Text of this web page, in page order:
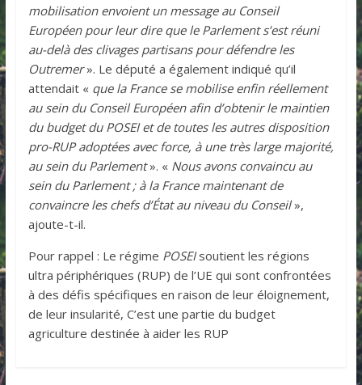
mobilisation envoient un message au Conseil
Européen pour leur dire que le Parlement s’est réuni
au-delà des clivages partisans pour défendre les
Outremer». Le député a également indiqué qu’il
attendait « que la France se mobilise enfin réellement
au sein du Conseil Européen afin d’obtenir le maintien
du budget du POSEI et de toutes les autres disposition
pro-RUP adoptées avec force, à une très large majorité,
au sein du Parlement». « Nous avons convaincu au
sein du Parlement ; à la France maintenant de
convaincre les chefs d’État au niveau du Conseil»,
ajoute-t-il.
Pour rappel : Le régime POSEIsoutient les régions
ultra périphériques (RUP) de l’UE qui sont confrontées
à des défis spécifiques en raison de leur éloignement,
de leur insularité, C’est une partie du budget
agriculture destinée à aider les RUP